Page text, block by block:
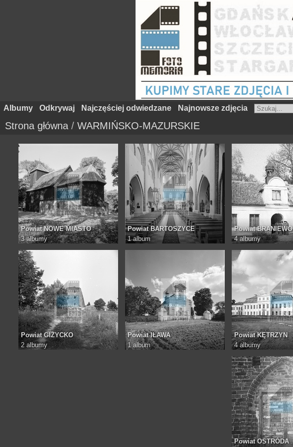
Albumy Odkrywaj Najczęściej odwiedzane Najnowsze zdjęcia
Strona główna / WARMIŃSKO-MAZURSKIE
Powiat NOWE MIASTO
3 albumy
Powiat BARTOSZYCE
1 album
Powiat BRANIEWO
4 albumy
Powiat GIŻYCKO
2 albumy
Powiat IŁAWA
1 album
Powiat KĘTRZYN
4 albumy
Powiat OSTRÓDA